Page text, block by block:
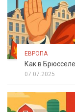
ЕВРОПА
Как в
07.07.2025